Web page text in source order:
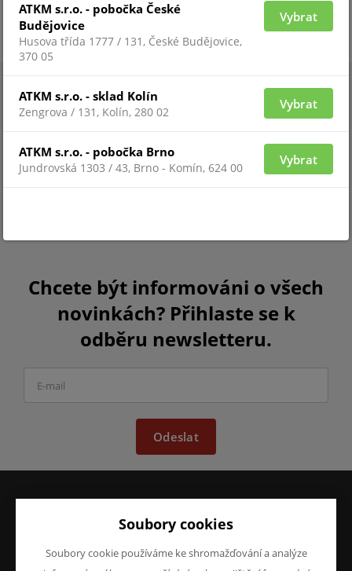
Chcete být informováni o všech
novinkách? Přihlaste se k
odběru newsletteru.
Odeslat
Reklamace
O FIRMĚ
Kontakty
Soubory cookies
Soubory cookie používáme ke shromažďování a analýze
ATKM s.r.o. - pobočka České
Budějovice
Husova třída 1777 / 131, České Budějovice,
370 05
Vybrat
ATKM s.r.o. - sklad Kolín
Zengrova / 131, Kolín, 280 02
Vybrat
ATKM s.r.o. - pobočka Brno
Jundrovská 1303 / 43, Brno - Komín, 624 00
Vybrat